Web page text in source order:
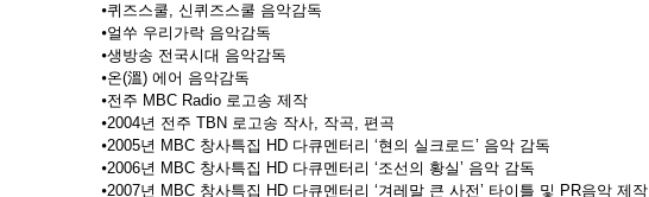
⦁퀴즈스쿨, 신퀴즈스쿨 음악감독
⦁얼쑤 우리가락 음악감독
⦁생방송 전국시대 음악감독
⦁온(溫) 에어 음악감독
⦁전주 MBC Radio 로고송 제작
⦁2004년 전주 TBN 로고송 작사, 작곡, 편곡
⦁2005년 MBC 창사특집 HD 다큐멘터리 ‘현의 실크로드’ 음악 감독
⦁2006년 MBC 창사특집 HD 다큐멘터리 ‘조선의 황실’ 음악 감독
⦁2007년 MBC 창사특집 HD 다큐멘터리 ‘겨레말 큰 사전’ 타이틀 및 PR음악 제작